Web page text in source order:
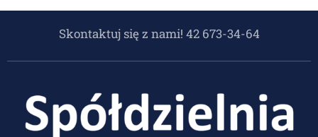
Skontaktuj się z nami! 42 673-34-64